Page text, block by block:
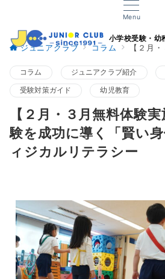
Menu
小学校受験・幼
ジュニアクラブ コラム 【２月・３月無料体験実
コラム ジュニアクラブ紹介
受験対策ガイド 幼児教育
【２月・３月無料体験
験を成功に導く「賢い
ィジカルリテラシー